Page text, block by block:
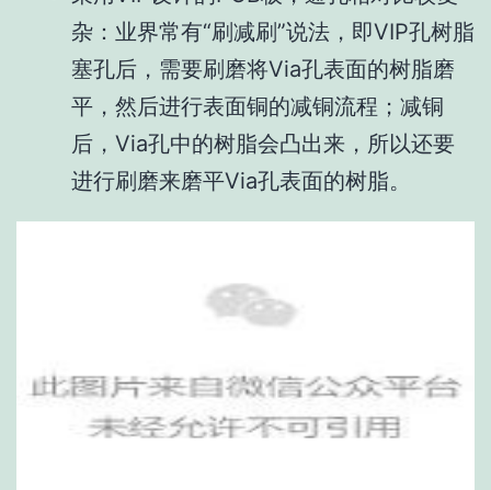
杂：业界常有“刷减刷”说法，即VIP孔树脂
塞孔后，需要刷磨将Via孔表面的树脂磨
平，然后进行表面铜的减铜流程；减铜
后，Via孔中的树脂会凸出来，所以还要
进行刷磨来磨平Via孔表面的树脂。